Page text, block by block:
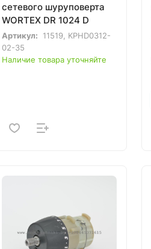
сетевого шуруповерта
WORTEX DR 1024 D
Артикул:
11519, KPHD0312-
02-35
Наличие товара уточняйте